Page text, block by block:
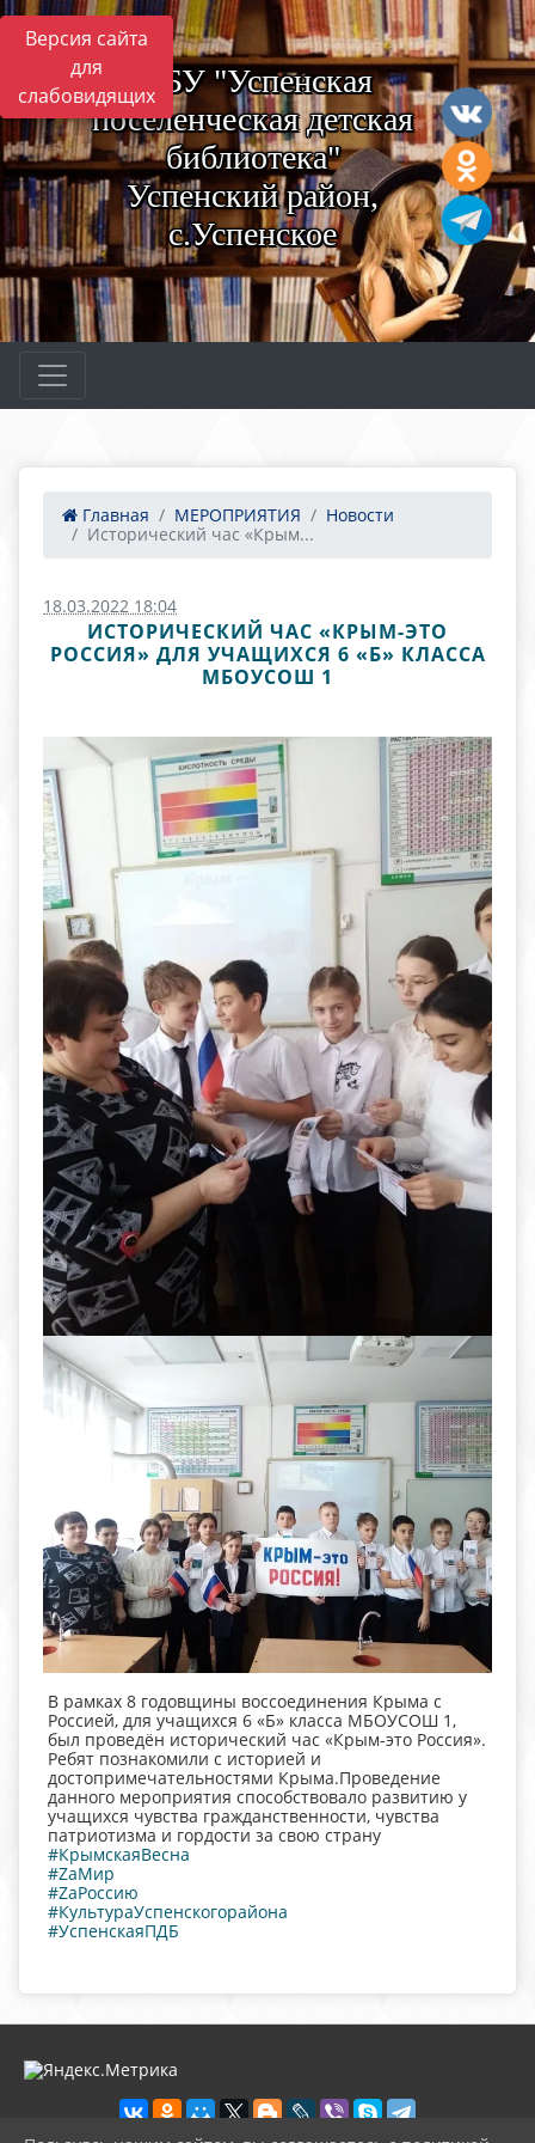
Версия сайта
для
слабовидящихМБУ "Успенская
поселенческая детская
библиотека"
Успенский район,
с.Успенское
Главная МЕРОПРИЯТИЯ
Новости
Исторический час «Крым...
18.03.2022 18:04
ИСТОРИЧЕСКИЙ ЧАС «КРЫМ-ЭТО
РОССИЯ» ДЛЯ УЧАЩИХСЯ 6 «Б» КЛАССА
МБОУСОШ 1
В рамках 8 годовщины воссоединения Крыма с
Россией, для учащихся 6 «Б» класса МБОУСОШ 1,
был проведён исторический час «Крым-это Россия».
Ребят познакомили с историей и
достопримечательностями Крыма.Проведение
данного мероприятия способствовало развитию у
учащихся чувства гражданственности, чувства
патриотизма и гордости за свою страну
#КрымскаяВесна
#ZaМир
#ZaРоссию
#КультураУспенскогорайона
#УспенскаяПДБ